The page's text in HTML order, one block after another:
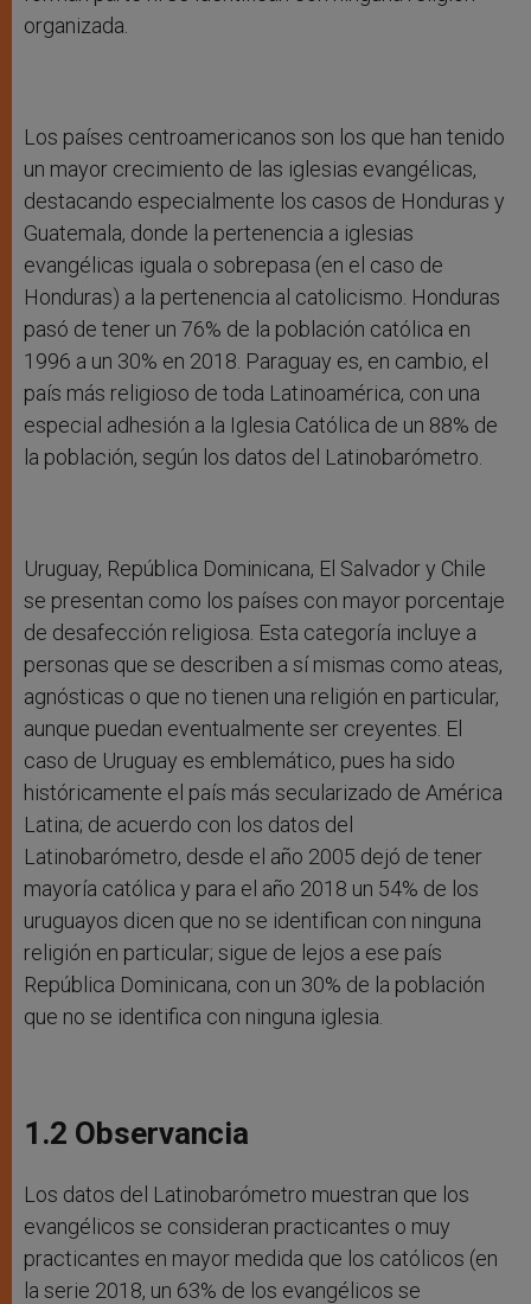
organizada.
Los países centroamericanos son los que han tenido
un mayor crecimiento de las iglesias evangélicas,
destacando especialmente los casos de Honduras y
Guatemala, donde la pertenencia a iglesias
evangélicas iguala o sobrepasa (en el caso de
Honduras) a la pertenencia al catolicismo. Honduras
pasó de tener un 76% de la población católica en
1996 a un 30% en 2018. Paraguay es, en cambio, el
país más religioso de toda Latinoamérica, con una
especial adhesión a la Iglesia Católica de un 88% de
la población, según los datos del Latinobarómetro.
Uruguay, República Dominicana, El Salvador y Chile
se presentan como los países con mayor porcentaje
de desafección religiosa. Esta categoría incluye a
personas que se describen a sí mismas como ateas,
agnósticas o que no tienen una religión en particular,
aunque puedan eventualmente ser creyentes. El
caso de Uruguay es emblemático, pues ha sido
históricamente el país más secularizado de América
Latina; de acuerdo con los datos del
Latinobarómetro, desde el año 2005 dejó de tener
mayoría católica y para el año 2018 un 54% de los
uruguayos dicen que no se identifican con ninguna
religión en particular; sigue de lejos a ese país
República Dominicana, con un 30% de la población
que no se identifica con ninguna iglesia.
1.2 Observancia
Los datos del Latinobarómetro muestran que los
evangélicos se consideran practicantes o muy
practicantes en mayor medida que los católicos (en
la serie 2018, un 63% de los evangélicos se